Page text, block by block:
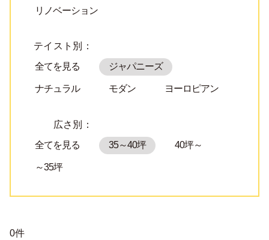
リノベーション
テイスト別：
全てを見る
ジャパニーズ
ナチュラル モダン ヨーロピアン
広さ別：
全てを見る
35～40坪 40坪～
～35坪
0件